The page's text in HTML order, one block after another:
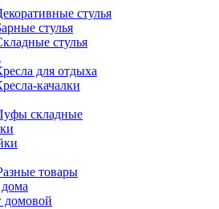
стулья
стулья
стулья
для отдыха
качалки
складные
товары
домовой